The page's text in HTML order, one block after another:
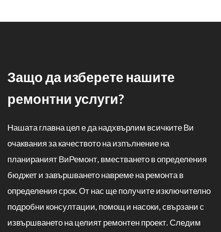
Защо да изберете нашите
ремонтни услуги?
Нашата главна цел е да надхвърлим всичките Ви
очаквания за качеството на изпълнение на
планираният ВиРемонт, вместването в определения
бюджет и завършването навреме на ремонта в
определения срок. От нас ще получите изключително
подробни консултации, помощ и насоки, свързани с
извършването на целият ремонтен проект. Следим